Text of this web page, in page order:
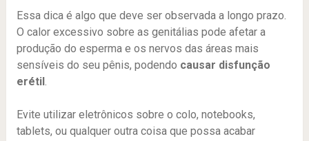
Essa dica é algo que deve ser observada a longo prazo.
O calor excessivo sobre as genitálias pode afetar a
produção do esperma e os nervos das áreas mais
sensíveis do seu pênis, podendo causar disfunção
erétil.
Evite utilizar eletrônicos sobre o colo, notebooks,
tablets, ou qualquer outra coisa que possa acabar